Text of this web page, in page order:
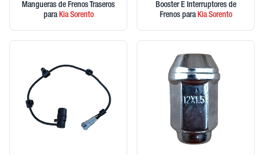
Mangueras de Frenos Traseros
paraKiaSorento
Booster E Interruptores de
Frenos paraKiaSorento